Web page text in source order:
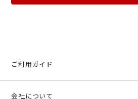
ご利用ガイド
会社について